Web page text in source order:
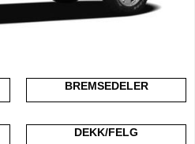
BREMSEDELER
DEKK/FELG